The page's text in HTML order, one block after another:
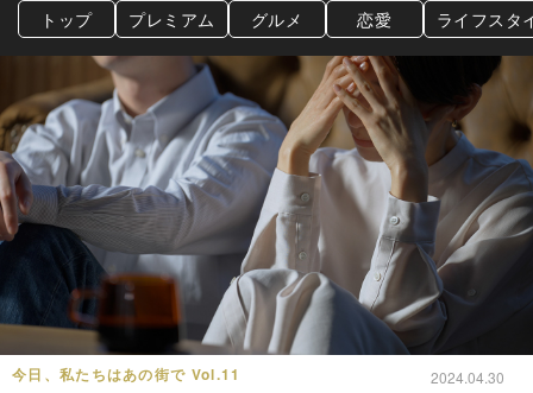
トップ プレミアム グルメ 恋愛 ライフスタ
今日、私たちはあの街で Vol.11 2024.04.30